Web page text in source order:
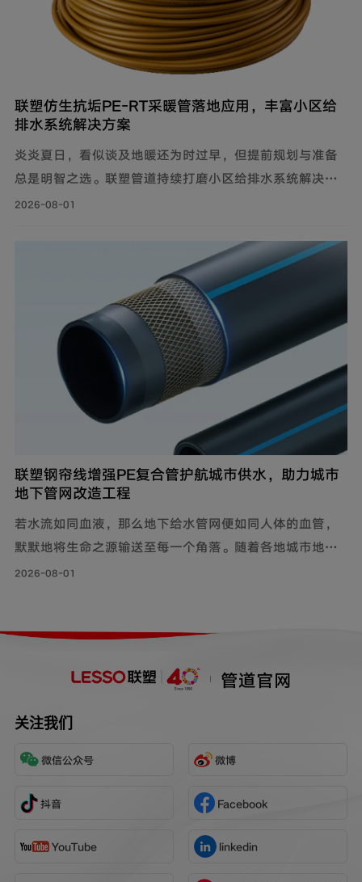
联塑仿生抗垢PE‑RT采暖管落地应用，丰富小区给
排水系统解决方案
炎炎夏日，看似谈及地暖还为时过早，但提前规划与准备
总是明智之选。联塑管道持续打磨小区给排水系统解决方
案，推出仿生抗垢系列家装PE-RT采暖管，既满足家庭冬
2026-08-01
联塑钢帘线增强PE复合管护航城市供水，助力城市
地下管网改造工程
若水流如同血液，那么地下给水管网便如同人体的血管，
默默地将生命之源输送至每一个角落。随着各地城市地下
管网改造工程持续落地，老旧管线迭代升级，联塑给水用
系统的坚实保障。
2026-08-01
管道官网
关注我们
微信公众号 微博
抖音 Facebook
YouTube linkedin